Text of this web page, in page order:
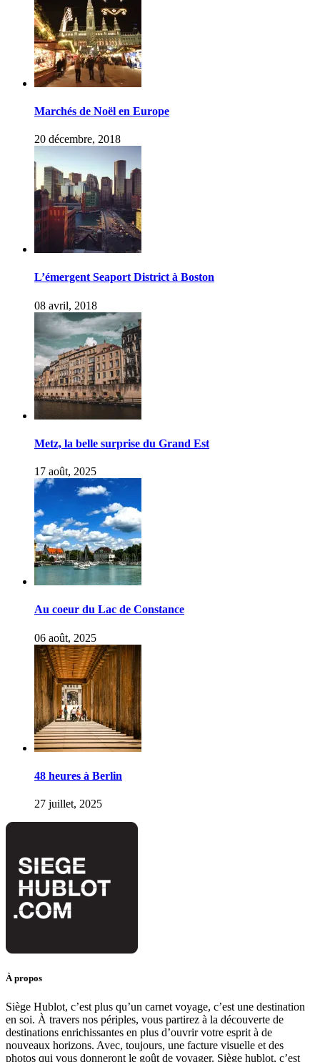
Marchés de Noël en Europe
20 décembre, 2018
L’émergent Seaport District à Boston
08 avril, 2018
Metz, la belle surprise du Grand Est
17 août, 2025
Au coeur du Lac de Constance
06 août, 2025
48 heures à Berlin
27 juillet, 2025
À propos
Siège Hublot, c’est plus qu’un carnet voyage, c’est une destination
en soi. À travers nos périples, vous partirez à la découverte de
destinations enrichissantes en plus d’ouvrir votre esprit à de
nouveaux horizons. Avec, toujours, une facture visuelle et des
photos qui vous donneront le goût de voyager. Siège hublot, c’est